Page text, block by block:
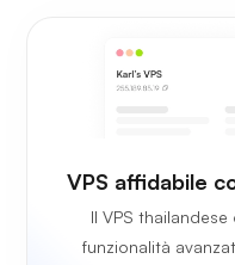
VPS affidabile
Il VPS
funzionalità